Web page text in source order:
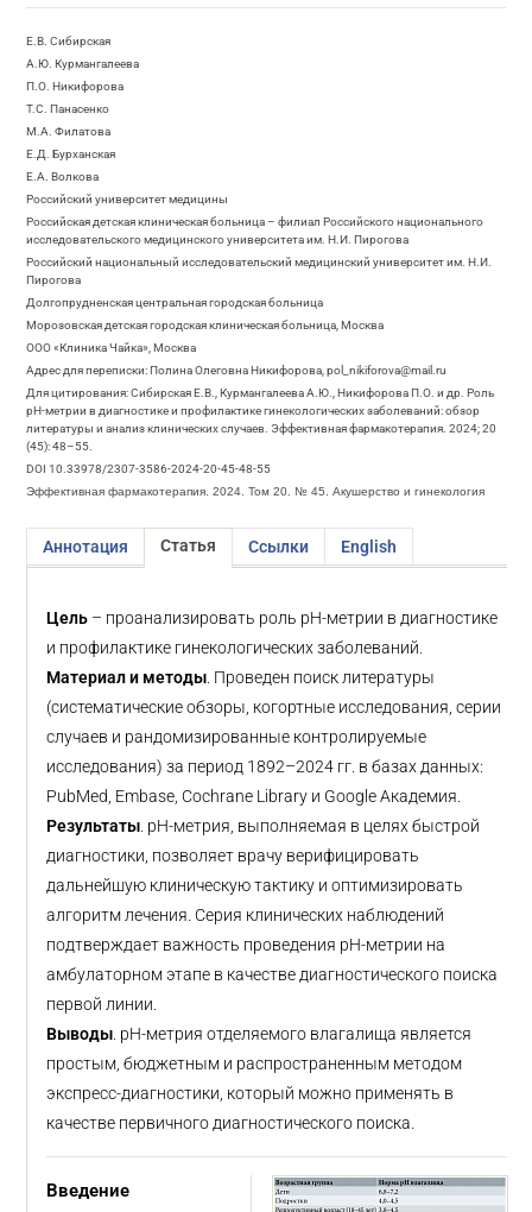
Е.В. Сибирская
А.Ю. Курмангалеева
П.О. Никифорова
Т.С. Панасенко
М.А. Филатова
Е.Д. Бурханская
Е.А. Волкова
Российский университет медицины
Российская детская клиническая больница – филиал Российского национального
исследовательского медицинского университета им. Н.И. Пирогова
Российский национальный исследовательский медицинский университет им. Н.И.
Пирогова
Долгопрудненская центральная городская больница
Морозовская детская городская клиническая больница, Москва
ООО «Клиника Чайка», Москва
Адрес для переписки: Полина Олеговна Никифорова, pol_nikiforova@mail.ru
Для цитирования: Сибирская Е.В., Курмангалеева А.Ю., Никифорова П.О. и др. Роль
pH-метрии в диагностике и профилактике гинекологических заболеваний: обзор
литературы и анализ клинических случаев. Эффективная фармакотерапия. 2024; 20
(45): 48–55.
DOI 10.33978/2307-3586-2024-20-45-48-55
Эффективная фармакотерапия. 2024. Том 20. № 45. Акушерство и гинекология
Аннотация Статья Ссылки English
Цель – проанализировать роль pH-метрии в диагностике
и профилактике гинекологических заболеваний.
Материал и методы . Проведен поиск литературы
(систематические обзоры, когортные исследования, серии
случаев и рандомизированные контролируемые
исследования) за период 1892–2024 гг. в базах данных:
PubMed, Embase, Cochrane Library и Google Академия.
Результаты . pH-метрия, выполняемая в целях быстрой
диагностики, позволяет врачу верифицировать
дальнейшую клиническую тактику и оптимизировать
алгоритм лечения. Серия клинических наблюдений
подтверждает важность проведения pH-метрии на
амбулаторном этапе в качестве диагностического поиска
первой линии.
Выводы . pH-метрия отделяемого влагалища является
простым, бюджетным и распространенным методом
экспресс-диагностики, который можно применять в
качестве первичного диагностического поиска.
Введение